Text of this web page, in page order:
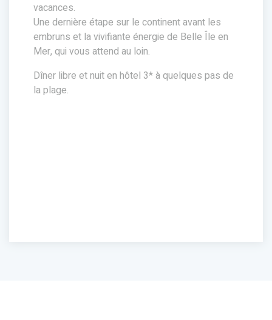
vacances.
Une dernière étape sur le continent avant les
embruns et la vivifiante énergie de Belle Île en
Mer, qui vous attend au loin.
Dîner libre et nuit en hôtel 3* à quelques pas de
la plage.